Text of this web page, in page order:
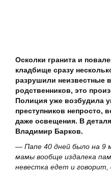
Осколки гранита и
кладбище сразу
разрушили неизвестные
родственников, это
Полиция уже возбудила
преступников непросто,
даже освещения. В
Владимир Барков.
— Папе 40 дней было на 9
мамы вообще издалека
невестка едет и